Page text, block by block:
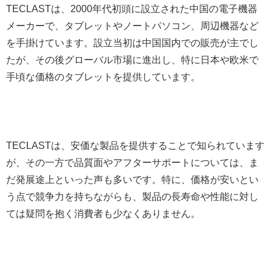
TECLASTは、2000年代初頭に設立された中国の電子機器
メーカーで、タブレットやノートパソコン、周辺機器など
を手掛けています。設立当初は中国国内での販売が主でし
たが、その後グローバル市場に進出し、特に日本や欧米で
手頃な価格のタブレットを提供しています。
TECLASTは、安価な製品を提供することで知られています
が、その一方で品質面やアフターサポートについては、ま
だ発展途上といった声も多いです。特に、価格が安いとい
う点で競争力を持ちながらも、製品の長寿命や性能に対し
ては疑問を抱く消費者も少なくありません。